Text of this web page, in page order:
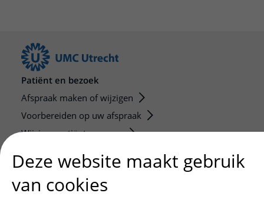
Patiënt en bezoek
Afspraak maken of wijzigen
Voorbereiden op uw afspraak
Wijzigen patiëntgegevens
Bezoektijden
Deze website maakt gebruik
van cookies